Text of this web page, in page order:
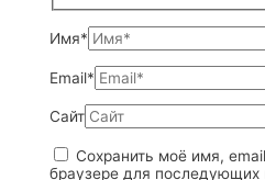
Имя*
Email*
Сайт
Сохранить моё имя,
браузере для последующих